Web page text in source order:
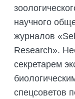
научного
журналов
Research».
секретарем
спецсоветов